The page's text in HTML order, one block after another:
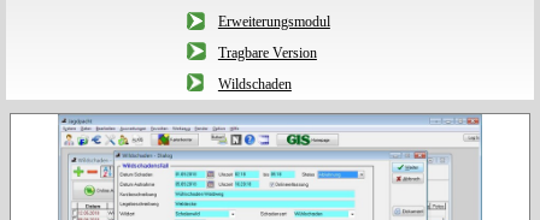
Erweiterungsmodul
Tragbare Version
Wildschaden